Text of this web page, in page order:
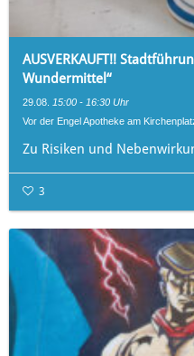
AUSVERKAUFT!!
Wundermittel“
29.08. 15:00 - 16:30 Uhr
Vor der Engel Apotheke am
Zu Risiken und
3